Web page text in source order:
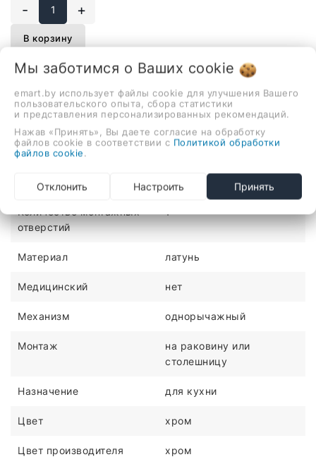
- +
В корзину
Описание Отзывы
однорычажный смеситель для кухни, монтаж на
раковину или столешницу
ХАРАКТЕРИСТИКИ
Количество монтажных
отверстий
1
Материал латунь
Медицинский нет
Механизм однорычажный
Монтаж
на раковину или
столешницу
Назначение для кухни
Цвет хром
Цвет производителя хром
Мы заботимся о Ваших cookie
emart.by использует файлы cookie для улучшения Вашего
пользовательского опыта, сбора статистики
и представления персонализированных рекомендаций.
Нажав «Принять», Вы даете согласие на обработку
файлов cookie в соответствии с Политикой обработки
файлов cookie
Отклонить Настроить Принять